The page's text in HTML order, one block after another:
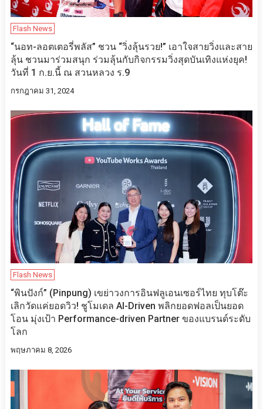
Flash News
“นอท-ลอตเตอรี่พลัส” ชวน “วิ่งลุ้นรวย!” เอาใจสายวิ่งและสาย
ลุ้น ชวนมาร่วมสนุก ร่วมลุ้นกับกิจกรรมวิ่งสุดบันเทิงแห่งยุค!
วันที่ 1 ก.ย.นี้ ณ สวนหลวง ร.9
กรกฎาคม 31, 2024
Flash News
“พินปังก์” (Pinpung) เขย่าวงการอินฟลูเอนเซอร์ไทย ทุบโต๊ะ
เลิกวัดแค่ยอดวิว! ชูโมเดล AI-Driven พลิกยอดฟอลเป็นยอด
โอน มุ่งเป้า Performance-driven Partner ของแบรนด์ระดับ
โลก
พฤษภาคม 8, 2026